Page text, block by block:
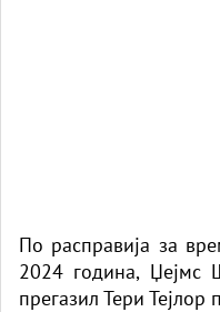
По расправија за
2024 година,
прегазил Тери Тејлор